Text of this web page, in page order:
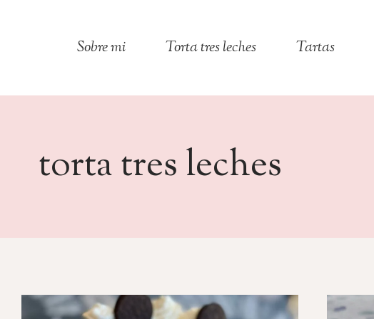
Sobre mi Torta tres leches Tartas
torta tres leches